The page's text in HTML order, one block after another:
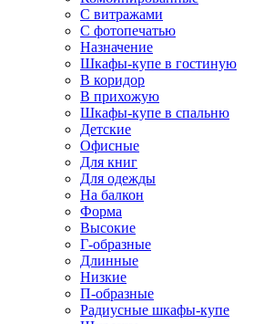
С витражами
С фотопечатью
Назначение
Шкафы-купе в гостиную
В коридор
В прихожую
Шкафы-купе в спальню
Детские
Офисные
Для книг
Для одежды
На балкон
Форма
Высокие
Г-образные
Длинные
Низкие
П-образные
Радиусные шкафы-купе